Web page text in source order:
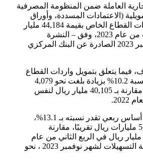
العاملة ضمن المنظومة المصرفية
(الاعتمادات المسددة، وأوراق
تحت التحصيل) لواردات القطاع الخاص بقيمة 44,184 مليار
ريال في الربع الثالث من عام 2023، وفق – النشرة
الإحصائية لشهر نوفمبر 2023 الصادرة عن البنك المركزي
فيما يتعلق بتمويل واردات القطاع
الخاص، نموًا سنويًا بنسبة 10.2% بزيادة بلغت نحو 4,079
مليارات ريال تقريبًا، مقارنة بـ 40,105 مليار ريال لنفس
كما حققت نموًا على أساس ربعي تقدر نسبته بـ 13.1%،
بزيادة بلغت نحو 5,132 مليارات ريال تقريبًا، مقارنة
الـ 39,052 مليار ريال في الربع الثاني من عام
2023، فيما بلغت قيمة التسهيلات لشهر نوفمبر 2023 ، نحو